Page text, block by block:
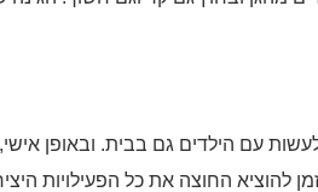
עם הילדים גם בבית. ובאופן
להוציא החוצה את כל הפעילויות